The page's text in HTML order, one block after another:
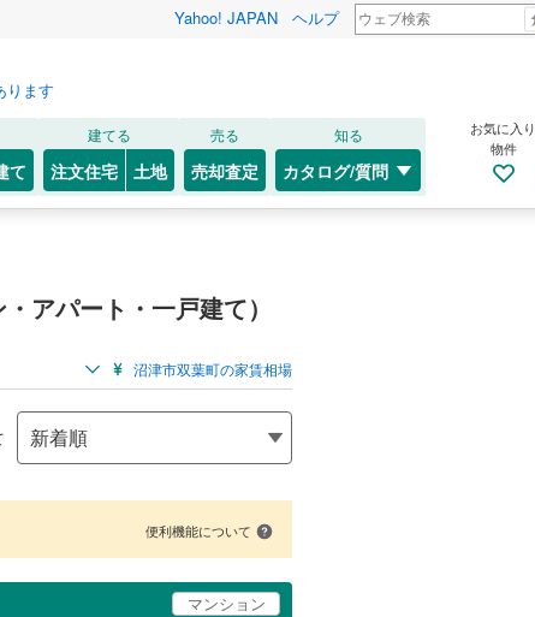
Yahoo! JAPAN ヘルプ
ります
て
建てる
注文住宅 土地
売る
売却査定
知る
カタログ/質問
お気に入り
物件
アパート・一戸建て）
沼津市双葉町の家賃相場
便利機能について
マンション